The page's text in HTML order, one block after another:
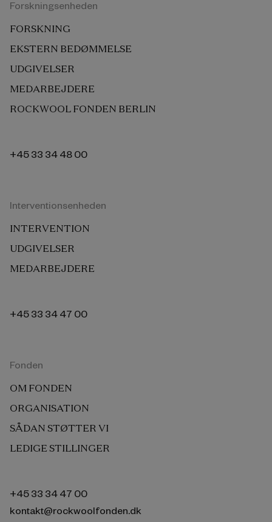
Forskningsenheden
FORSKNING
EKSTERN BEDØMMELSE
UDGIVELSER
MEDARBEJDERE
ROCKWOOL FONDEN BERLIN
+45 33 34 48 00
Interventionsenheden
INTERVENTION
UDGIVELSER
MEDARBEJDERE
+45 33 34 47 00
Fonden
OM FONDEN
ORGANISATION
SÅDAN STØTTER VI
LEDIGE STILLINGER
+45 33 34 47 00
kontakt@rockwoolfonden.dk